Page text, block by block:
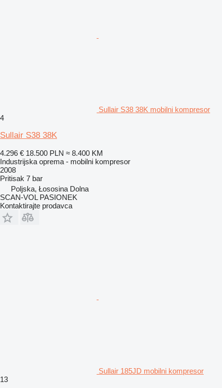
Sullair S38 38K mobilni kompresor
4
Sullair S38 38K
4.296 € 18.500 PLN ≈ 8.400 KM
Industrijska oprema - mobilni kompresor
2008
Pritisak 7 bar
Poljska, Łososina Dolna
SCAN-VOL PASIONEK
Kontaktirajte prodavca
Sullair 185JD mobilni kompresor
13